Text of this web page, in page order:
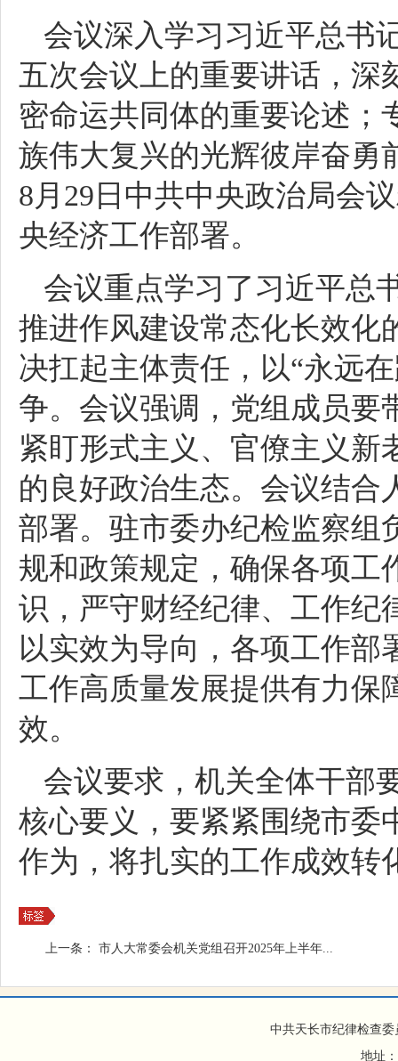
会议深入学习习近平总书
五次会议上的重要讲话，深
密命运共同体的重要论述；
族伟大复兴的光辉彼岸奋勇
8月29日中共中央政治局会
央经济工作部署。
会议重点学习了习近平总
推进作风建设常态化长效化
决扛起主体责任，以“永远
争。会议强调，党组成员要
紧盯形式主义、官僚主义新
的良好政治生态。会议结合
部署。驻市委办纪检监察组
规和政策规定，确保各项工
识，严守财经纪律、工作纪
以实效为导向，各项工作
工作高质量发展提供有力保
效。
会议要求，机关全体干部
核心要义，要紧紧围绕市委
作为，将扎实的工作成效转
上一条： 市人大常委会机关党组召开2025年上半年...
中共天长市纪律检查
地址